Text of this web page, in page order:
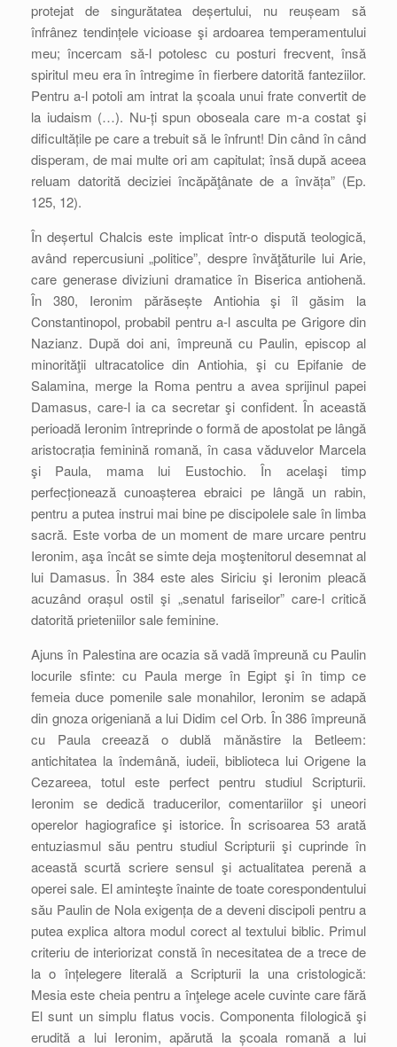
protejat de singurătatea deșertului, nu reușeam să
înfrânez tendințele vicioase şi ardoarea temperamentului
meu; încercam să-l potolesc cu posturi frecvent, însă
spiritul meu era în întregime în fierbere datorită fanteziilor.
Pentru a-l potoli am intrat la școala unui frate convertit de
la iudaism (…). Nu-ți spun oboseala care m-a costat şi
dificultățile pe care a trebuit să le înfrunt! Din când în când
disperam, de mai multe ori am capitulat; însă după aceea
reluam datorită deciziei încăpăţânate de a învăța” (Ep.
125, 12).
În deșertul Chalcis este implicat într-o dispută teologică,
având repercusiuni „politice”, despre învăţăturile lui Arie,
care generase diviziuni dramatice în Biserica antiohenă.
În 380, Ieronim părăsește Antiohia şi îl găsim la
Constantinopol, probabil pentru a-l asculta pe Grigore din
Nazianz. După doi ani, împreună cu Paulin, episcop al
minorităţii ultracatolice din Antiohia, şi cu Epifanie de
Salamina, merge la Roma pentru a avea sprijinul papei
Damasus, care-l ia ca secretar şi confident. În această
perioadă Ieronim întreprinde o formă de apostolat pe lângă
aristocrația feminină romană, în casa văduvelor Marcela
şi Paula, mama lui Eustochio. În acelaşi timp
perfecționează cunoașterea ebraici pe lângă un rabin,
pentru a putea instrui mai bine pe discipolele sale în limba
sacră. Este vorba de un moment de mare urcare pentru
Ieronim, aşa încât se simte deja moştenitorul desemnat al
lui Damasus. În 384 este ales Siriciu şi Ieronim pleacă
acuzând orașul ostil şi „senatul fariseilor” care-l critică
datorită prieteniilor sale feminine.
Ajuns în Palestina are ocazia să vadă împreună cu Paulin
locurile sfinte: cu Paula merge în Egipt şi în timp ce
femeia duce pomenile sale monahilor, Ieronim se adapă
din gnoza origeniană a lui Didim cel Orb. În 386 împreună
cu Paula creează o dublă mănăstire la Betleem:
antichitatea la îndemână, iudeii, biblioteca lui Origene la
Cezareea, totul este perfect pentru studiul Scripturii.
Ieronim se dedică traducerilor, comentariilor şi uneori
operelor hagiografice şi istorice. În scrisoarea 53 arată
entuziasmul său pentru studiul Scripturii şi cuprinde în
această scurtă scriere sensul şi actualitatea perenă a
operei sale. El aminteşte înainte de toate corespondentului
său Paulin de Nola exigența de a deveni discipoli pentru a
putea explica altora modul corect al textului biblic. Primul
criteriu de interiorizat constă în necesitatea de a trece de
la o înțelegere literală a Scripturii la una cristologică:
Mesia este cheia pentru a înţelege acele cuvinte care fără
El sunt un simplu flatus vocis. Componenta filologică şi
erudită a lui Ieronim, apărută la școala romană a lui